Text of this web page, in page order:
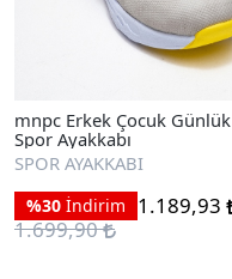
mnpc Erkek Çocuk Günlük
Spor Ayakkabı
SPOR AYAKKABI
%30 İndirim
1.189,93
1.699,90